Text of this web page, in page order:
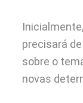
precisará
sobre o
novas